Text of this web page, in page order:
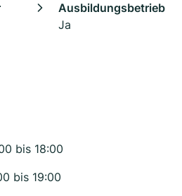
Ausbildungsbetrieb
Ja
bis 18:00
bis 19:00